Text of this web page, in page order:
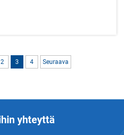
nykyaikaisissa
erityisesti suunnitellut
katalysaattoreina
2 3 4 Seuraava
yhteyttä